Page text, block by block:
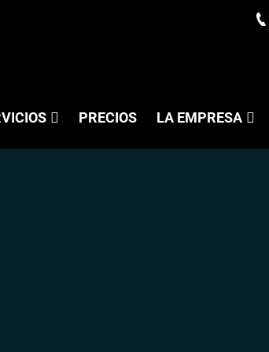
PRECIOS LA EMPRESA